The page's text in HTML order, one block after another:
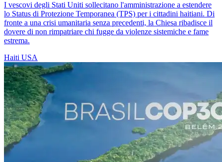
I vescovi degli Stati Uniti sollecitano l'amministrazione a estendere
lo Status di Protezione Temporanea (TPS) per i cittadini haitiani. Di
fronte a una crisi umanitaria senza precedenti, la Chiesa ribadisce il
dovere di non rimpatriare chi fugge da violenze sistemiche e fame
estrema.
Haiti USA